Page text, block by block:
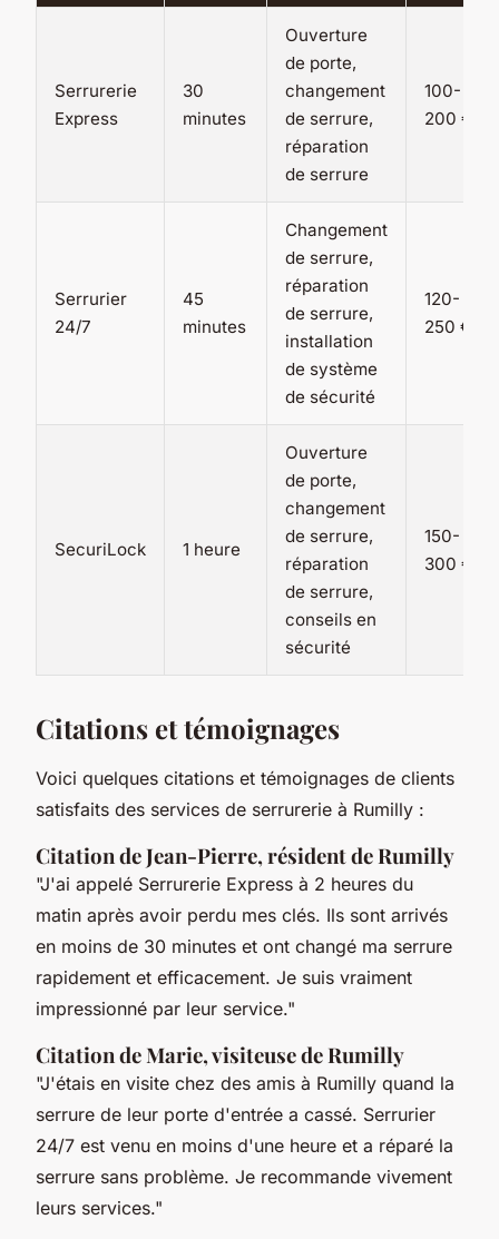
Serrurerie
Express
30
minutes
Ouverture
de porte,
changement
de serrure,
réparation
de serrure
100-
200 €
Serrurier
24/7
45
minutes
Changement
de serrure,
réparation
de serrure,
installation
de système
de sécurité
120-
250 €
SecuriLock 1 heure
Ouverture
de porte,
changement
de serrure,
réparation
de serrure,
conseils en
sécurité
150-
300 €
Citations et témoignages
Voici quelques citations et témoignages de clients
satisfaits des services de serrurerie à Rumilly :
Citation de Jean-Pierre, résident de Rumilly
"J'ai appelé Serrurerie Express à 2 heures du
matin après avoir perdu mes clés. Ils sont arrivés
en moins de 30 minutes et ont changé ma serrure
rapidement et efficacement. Je suis vraiment
impressionné par leur service."
Citation de Marie, visiteuse de Rumilly
"J'étais en visite chez des amis à Rumilly quand la
serrure de leur porte d'entrée a cassé. Serrurier
24/7 est venu en moins d'une heure et a réparé la
serrure sans problème. Je recommande vivement
leurs services."